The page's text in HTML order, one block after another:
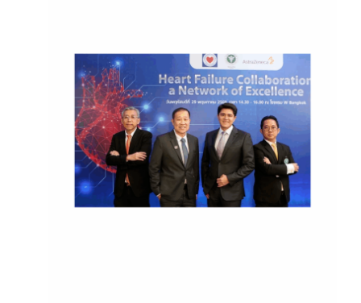
June 12, 2025
โครงการ“ความร่วมมือในการ
ยกระดับมาตรฐานการรักษาผู้
ป่วยโรคหัวใจล้มเหลวแบบครบ
วงจร”